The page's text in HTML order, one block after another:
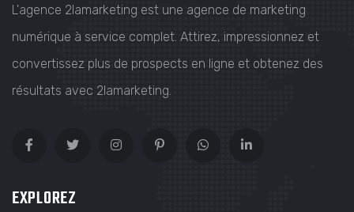
L'agence 2lamarketing est une agence de marketing
numérique à service complet. Attirez, impressionnez et
convertissez plus de prospects en ligne et obtenez des
résultats avec 2lamarketing.
EXPLOREZ